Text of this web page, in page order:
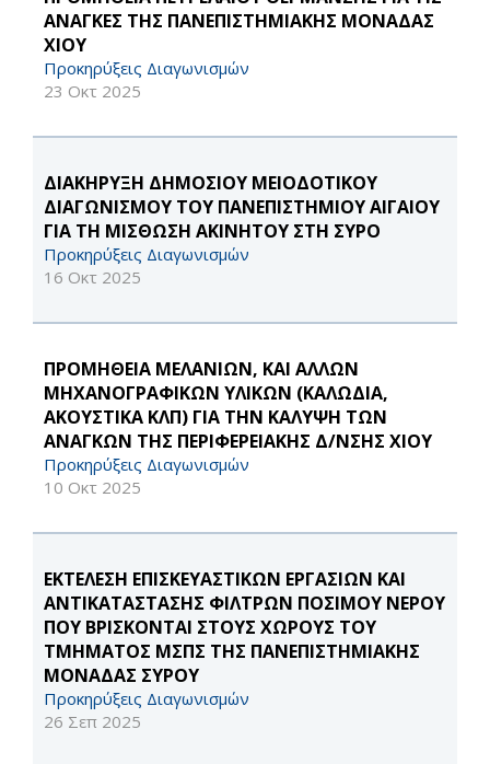
ΑΝΑΓΚΕΣ ΤΗΣ ΠΑΝΕΠΙΣΤΗΜΙΑΚΗΣ ΜΟΝΑΔΑΣ
ΧΙΟΥ
Προκηρύξεις Διαγωνισμών
23 Οκτ 2025
ΔΙΑΚΗΡΥΞΗ ΔΗΜΟΣΙΟΥ ΜΕΙΟΔΟΤΙΚΟΥ
ΔΙΑΓΩΝΙΣΜΟΥ ΤΟΥ ΠΑΝΕΠΙΣΤΗΜΙΟΥ ΑΙΓΑΙΟΥ
ΓΙΑ ΤΗ ΜΙΣΘΩΣΗ ΑΚΙΝΗΤOY ΣΤΗ ΣΥΡΟ
Προκηρύξεις Διαγωνισμών
16 Οκτ 2025
ΠΡΟΜΗΘΕΙΑ ΜΕΛΑΝΙΩΝ, ΚΑΙ ΑΛΛΩΝ
ΜΗΧΑΝΟΓΡΑΦΙΚΩΝ ΥΛΙΚΩΝ (ΚΑΛΩΔΙΑ,
ΑΚΟΥΣΤΙΚΑ ΚΛΠ) ΓΙΑ ΤΗΝ ΚΑΛΥΨΗ ΤΩΝ
ΑΝΑΓΚΩΝ ΤΗΣ ΠΕΡΙΦΕΡΕΙΑΚΗΣ Δ/ΝΣΗΣ ΧΙΟΥ
Προκηρύξεις Διαγωνισμών
10 Οκτ 2025
ΕΚΤΕΛΕΣΗ ΕΠΙΣΚΕΥΑΣΤΙΚΩΝ ΕΡΓΑΣΙΩΝ ΚΑΙ
ΑΝΤΙΚΑΤΑΣΤΑΣΗΣ ΦΙΛΤΡΩΝ ΠΟΣΙΜΟΥ ΝΕΡΟΥ
ΠΟΥ ΒΡΙΣΚΟΝΤΑΙ ΣΤΟΥΣ ΧΩΡΟΥΣ ΤΟΥ
ΤΜΗΜΑΤΟΣ ΜΣΠΣ ΤΗΣ ΠΑΝΕΠΙΣΤΗΜΙΑΚΗΣ
ΜΟΝΑΔΑΣ ΣΥΡΟΥ
Προκηρύξεις Διαγωνισμών
26 Σεπ 2025